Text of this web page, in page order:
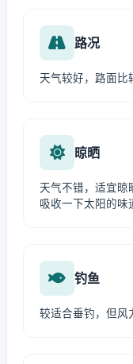
路况
天气较好，路面比
晾晒
天气不错，适宜晾
吸收一下太阳的味
钓鱼
较适合垂钓，但风